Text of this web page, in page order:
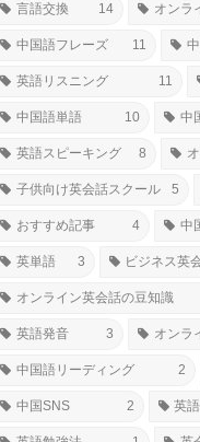
言語交換 14 オンラ
中国語フレーズ 11
英語リスニング 11
中国語単語 10 中
英語スピーキング 8
子供向け英会話スクール 5
おすすめ記事 4 中
英単語 3 ビジネス英
オンライン英会話の豆知識
英語発音 3 オンラ
中国語リーディング 2
中国SNS 2 英